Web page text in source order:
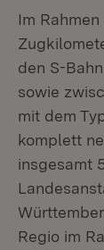
Im
den S-
sowie
mit dem
komplett
insgesamt
Regio im